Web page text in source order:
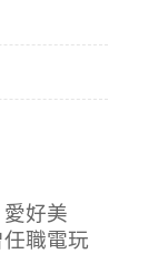
好美
職電玩